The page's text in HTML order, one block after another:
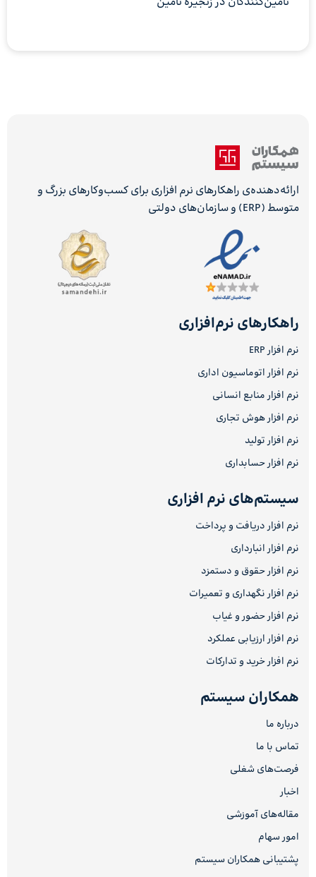
ارائه‌دهنده‌ی راهکارهای نرم افزاری برای کسب‌وکارهای بزرگ و
متوسط (ERP) و سازمان‌های دولتی
راهکارهای نرم‌افزاری
نرم افزار ERP
نرم افزار اتوماسیون اداری
نرم افزار منابع انسانی
نرم افزار هوش تجاری
نرم افزار تولید
نرم افزار حسابداری
سیستم‌های نرم افزاری
نرم افزار دریافت و پرداخت
نرم افزار انبارداری
نرم افزار حقوق و دستمزد
نرم افزار نگهداری و تعمیرات
نرم افزار حضور و غیاب
نرم افزار ارزیابی عملکرد
نرم افزار خرید و تدارکات
همکاران سیستم
درباره ما
تماس با ما
فرصت‌های شغلی
اخبار
مقاله‌های آموزشی
امور سهام
پشتیبانی همکاران سیستم